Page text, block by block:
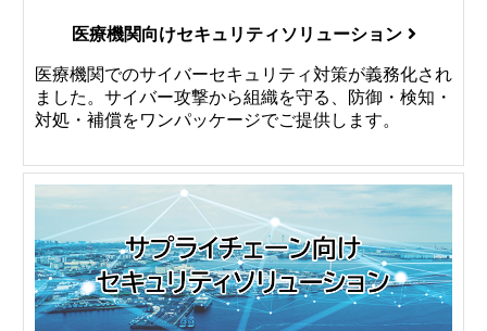
医療機関向けセキュリティソリューション
医療機関でのサイバーセキュリティ対策が義務化され
ました。サイバー攻撃から組織を守る、防御・検知・
対処・補償をワンパッケージでご提供します。